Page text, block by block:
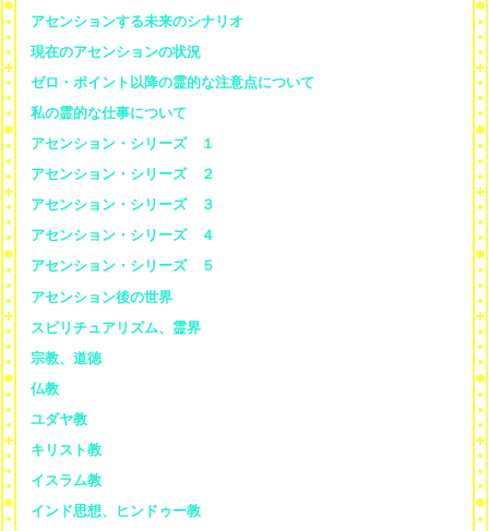
アセンションする未来のシナリオ
現在のアセンションの状況
ゼロ・ポイント以降の霊的な注意点について
私の霊的な仕事について
アセンション・シリーズ １
アセンション・シリーズ ２
アセンション・シリーズ ３
アセンション・シリーズ ４
アセンション・シリーズ ５
アセンション後の世界
スピリチュアリズム、霊界
宗教、道徳
仏教
ユダヤ教
キリスト教
イスラム教
インド思想、ヒンドゥー教